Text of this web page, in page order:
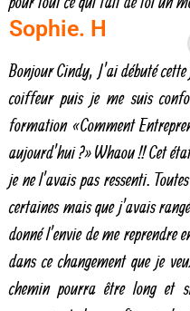
Sophie. H
Bonjour Cindy, J’ai débuté
coiffeur puis je me suis
formation « Comment
aujourd’hui ? » Whaou !! Cet
je ne l’avais pas ressenti.
certaines mais que j’avais
donné l’envie de me reprendre
dans ce changement que je
chemin pourra être long et